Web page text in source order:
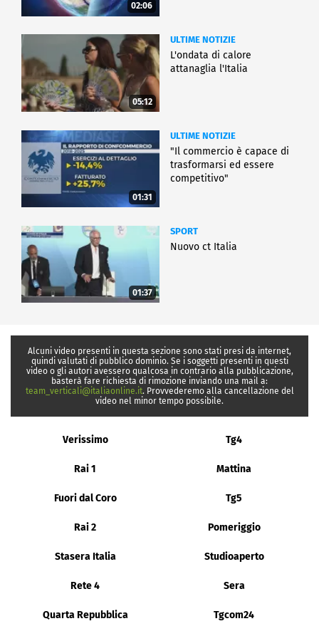
02:06
05:12
ULTIME NOTIZIE
L'ondata di calore
attanaglia l'Italia
01:31
ULTIME NOTIZIE
"Il commercio è capace di
trasformarsi ed essere
competitivo"
01:37
SPORT
Nuovo ct Italia
Alcuni video presenti in questa sezione sono stati presi da internet,
quindi valutati di pubblico dominio. Se i soggetti presenti in questi
video o gli autori avessero qualcosa in contrario alla pubblicazione,
basterà fare richiesta di rimozione inviando una mail a:
team_verticali@italiaonline.it. Provvederemo alla cancellazione del
video nel minor tempo possibile.
Verissimo Tg4
Rai 1 Mattina
Fuori dal Coro Tg5
Rai 2 Pomeriggio
Stasera Italia Studioaperto
Rete 4 Sera
Quarta Repubblica Tgcom24